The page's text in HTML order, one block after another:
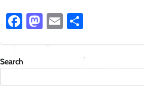
Facebook
Mastodon
Email
Search